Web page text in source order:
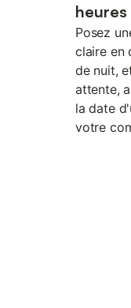
Posez
claire en
de nuit,
attente,
la date
votre